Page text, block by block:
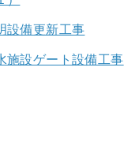
設備更新工事
施設ゲート設備工事